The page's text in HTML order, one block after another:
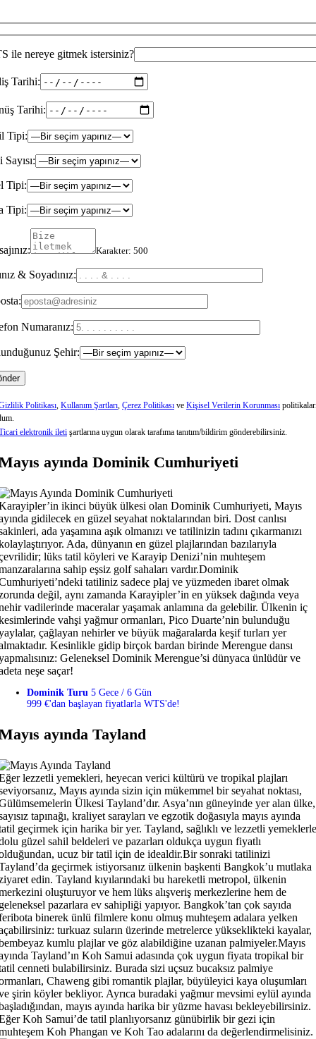
ile nereye gitmek istersiniz?
Tarihi:
Tarihi:
Tipi:
Tipi:
Tipi:
Karakter: 500
& Soyadınız:
Numaranız:
Şehir:
Politikası, Kullanım Şartları, Çerez Politikası ve Kişisel Verilerin Korunması
elektronik ileti şartlarına uygun olarak tarafıma tanıtım/bildirim gönderebilirsiniz.
ayında Dominik Cumhuriyeti
ikinci büyük ülkesi olan Dominik Cumhuriyeti, Mayıs
gidilecek en güzel seyahat noktalarından biri. Dost canlısı
ada yaşamına aşık olmanızı ve tatilinizin tadını çıkarmanızı
Ada, dünyanın en güzel plajlarından bazılarıyla
lüks tatil köyleri ve Karayip Denizi’nin muhteşem
sahip eşsiz golf sahaları vardır.Dominik
tatiliniz sadece plaj ve yüzmeden ibaret olmak
değil, aynı zamanda Karayipler’in en yüksek dağında veya
vadilerinde maceralar yaşamak anlamına da gelebilir. Ülkenin iç
vahşi yağmur ormanları, Pico Duarte’nin bulunduğu
çağlayan nehirler ve büyük mağaralarda keşif turları yer
Kesinlikle gidip birçok bardan birinde Merengue dansı
Geleneksel Dominik Merengue’si dünyaca ünlüdür ve
neşe saçar!
Dominik Turu 5 Gece / 6 Gün
999 €'dan başlayan fiyatlarla WTS'de!
ayında Tayland
lezzetli yemekleri, heyecan verici kültürü ve tropikal plajları
Mayıs ayında sizin için mükemmel bir seyahat noktası,
Ülkesi Tayland’dır. Asya’nın güneyinde yer alan ülke,
tapınağı, kraliyet sarayları ve egzotik doğasıyla mayıs ayında
geçirmek için harika bir yer. Tayland, sağlıklı ve lezzetli yemeklerle
güzel sahil beldeleri ve pazarları oldukça uygun fiyatlı
ucuz bir tatil için de idealdir.Bir sonraki tatilinizi
geçirmek istiyorsanız ülkenin başkenti Bangkok’u mutlaka
edin. Tayland kıyılarındaki bu hareketli metropol, ülkenin
oluşturuyor ve hem lüks alışveriş merkezlerine hem de
pazarlara ev sahipliği yapıyor. Bangkok’tan çok sayıda
binerek ünlü filmlere konu olmuş muhteşem adalara yelken
turkuaz suların üzerinde metrelerce yükseklikteki kayalar,
kumlu plajlar ve göz alabildiğine uzanan palmiyeler.Mayıs
Tayland’ın Koh Samui adasında çok uygun fiyata tropikal bir
cenneti bulabilirsiniz. Burada sizi uçsuz bucaksız palmiye
Chaweng gibi romantik plajlar, büyüleyici kaya oluşumları
şirin köyler bekliyor. Ayrıca buradaki yağmur mevsimi eylül ayında
mayıs ayında harika bir yüzme havası bekleyebilirsiniz.
Koh Samui’de tatil planlıyorsanız günübirlik bir gezi için
Koh Phangan ve Koh Tao adalarını da değerlendirmelisiniz.